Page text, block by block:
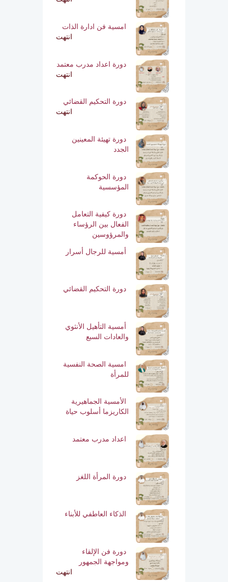
امسية فن ادارة الذات
انتهت
دورة اعداد مدرب معتمد
انتهت
دورة التحكيم القضائي
انتهت
دورة تهيئة المعينين
الجدد
دورة الحوكمة
المؤسسية
دورة كيفية التعامل
الفعال بين الرؤساء
والمرؤوسين
أمسية للرجال أسرار
دورة التحكيم القضائي
أمسية التأهيل الأنثوي
والعادات السبع
امسية الصحة النفسية
للمرأة
الأمسية الجماهيرية
الكاريزما أسلوب حياة
اعداد مدرب معتمد
دورة المرأة اللغز
الذكاء العاطفي للأبناء
دورة فن الإلقاء
ومواجهة الجمهور
انتهت